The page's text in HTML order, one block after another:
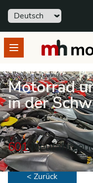
Sprache
Open menu
Motorrad
in der
601
< Zurück